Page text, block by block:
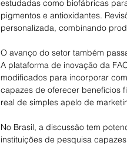
estudadas como biofábricas
pigmentos e antioxidantes.
personalizada, combinando
O avanço do setor também
A plataforma de inovação da
modificados para incorporar
capazes de oferecer benefícios
real de simples apelo de
No Brasil, a discussão tem
instituições de pesquisa